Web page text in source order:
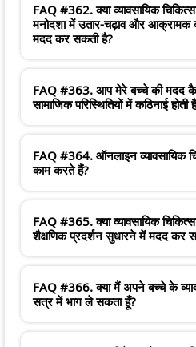
FAQ #362. क्या व्यावसायिक
मनोदशा में उतार-चढ़ाव और आक्रामक
मदद कर सकती है?
FAQ #363. आप मेरे बच्चे की मदद
सामाजिक परिस्थितियों में कठिनाई होती
FAQ #364. ऑनलाइन व्यावसायिक
काम करते हैं?
FAQ #365. क्या व्यावसायिक
शैक्षणिक प्रदर्शन सुधारने में मदद कर
FAQ #366. क्या मैं अपने बच्चे के
सत्र में भाग ले सकता हूँ?